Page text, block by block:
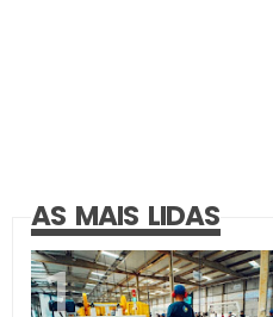
AS MAIS LIDAS